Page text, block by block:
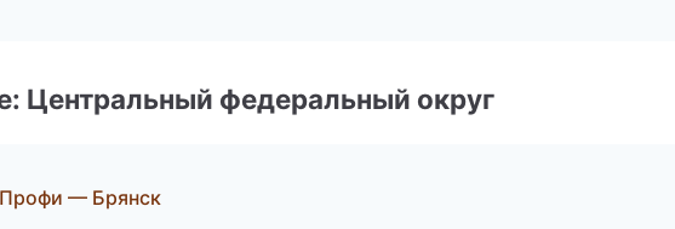
Центральный федеральный округ
— Брянск